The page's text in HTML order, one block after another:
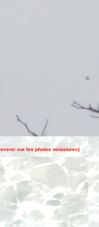
sur les photos miniatures)